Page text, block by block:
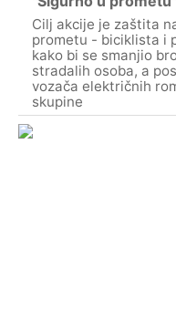
Cilj akcije je zaštita
prometu - biciklista i
kako bi se smanjio
stradalih osoba, a
vozača električnih
skupine